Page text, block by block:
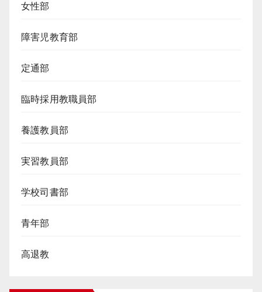
女性部
障害児教育部
定通部
臨時採用教職員部
養護教員部
実習教員部
学校司書部
青年部
高退教